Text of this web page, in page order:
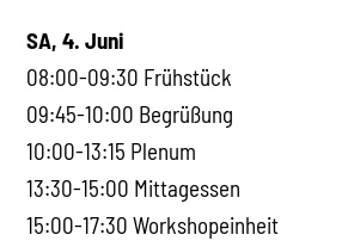
SA, 4. Juni
08:00-09:30 Frühstück
09:45-10:00 Begrüßung
10:00-13:15 Plenum
13:30-15:00 Mittagessen
15:00-17:30 Workshopeinheit